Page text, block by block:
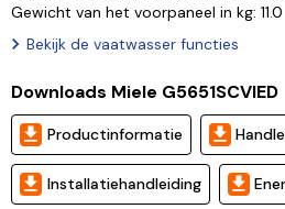
Gewicht van het voorpaneel in kg: 11.0
Bekijk de vaatwasser functies
Downloads Miele G5651SCVIED
Productinformatie
Installatiehandleiding